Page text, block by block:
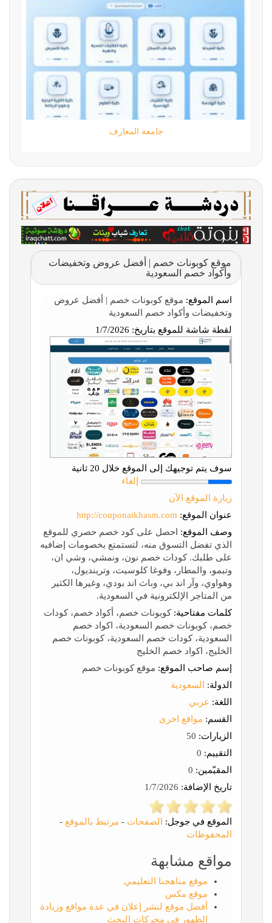
جامعة المعارف
موقع كوبونات خصم | أفضل عروض وتخفيضات
وأكواد خصم السعودية
اسم الموقع: موقع كوبونات خصم | أفضل عروض
وتخفيضات وأكواد خصم السعودية
لقطة شاشة للموقع بتاريخ:
سوف يتم توجيهك إلى الموقع خلال 20 ثانية
إلغاء
زيارة الموقع الآن
عنوان الموقع: http://couponatkhasm.com
وصف الموقع: احصل على كود خصم حصري للموقع
الذي تفضل التسوق منه، لتستمتع بخصومات إضافيه
على طلبك. كودات خصم نون، ونمشي، وشي ان،
وتيمو، والمطار، وفوغا كلوسيت، وترينديول،
وهواوي، وآر اند بي، وباث اند بودي، وغيرها الكثير
من المتاجر الإلكترونية في السعودية.
كلمات مفتاحية: كوبونات خصم، أكواد خصم، كودات
خصم، كوبونات خصم السعودية، اكواد خصم
السعودية، كودات خصم السعودية، كوبونات خصم
الخليج، اكواد خصم الخليج
إسم صاحب الموقع: موقع كوبونات خصم
الدولة:
السعودية
اللغة: عربي
القسم: مواقع اخرى
الزيارات:
التقييم:
المقيّمين:
تاريخ الإضافة:
الموقع في جوجل: الصفحات - مرتبط بالموقع -
المحفوظات
مواقع مشابهة
موقع مناهجنا التعليمي
موقع مكس
أفضل موقع لنشر إعلان في عدة مواقع وزيادة
الظهور في محركات البحث